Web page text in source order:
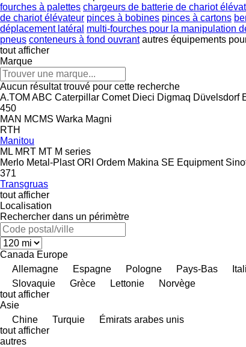
fourches à palettes chargeurs de batterie de chariot
de chariot élévateur pinces à bobines pinces à cartons
déplacement latéral multi-fourches pour la manipulation
pneus conteneurs à fond ouvrant autres équipements
tout afficher
Marque
Aucun résultat trouvé pour cette recherche
A.TOM ABC Caterpillar Comet Dieci Digmaq Düvelsdorf
450
MAN MCMS Warka Magni
RTH
Manitou
ML MRT MT M series
Merlo Metal-Plast ORI Ordem Makina SE Equipment
371
Transgruas
tout afficher
Localisation
Rechercher dans un périmètre
Canada Europe
Allemagne
Espagne Pologne Pays-Bas
Slovaquie
Grèce Lettonie
Norvège
tout afficher
Asie
Chine
Turquie
Émirats arabes unis
tout afficher
autres